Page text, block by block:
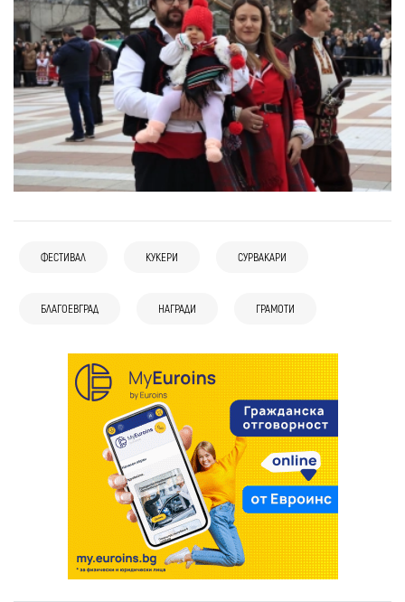
ФЕСТИВАЛ КУКЕРИ СУРВАКАРИ
БЛАГОЕВГРАД НАГРАДИ ГРАМОТИ